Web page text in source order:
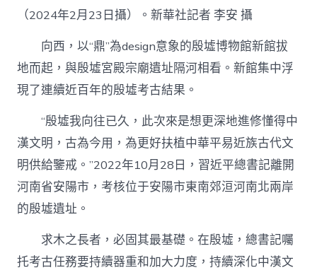
（2024年2月23日攝）。新華社記者 李安 攝
向西，以“鼎”為design意象的殷墟博物館新館拔
地而起，與殷墟宮殿宗廟遺址隔河相看。新館集中浮
現了連續近百年的殷墟考古結果。
“殷墟我向往已久，此次來是想更深地進修懂得中
漢文明，古為今用，為更好扶植中華平易近族古代文
明供給鑒戒。”2022年10月28日，習近平總書記離開
河南省安陽市，考核位于安陽市東南郊洹河南北兩岸
的殷墟遺址。
求木之長者，必固其最基礎。在殷墟，總書記囑
托考古任務要持續器重和加大力度，持續深化中漢文